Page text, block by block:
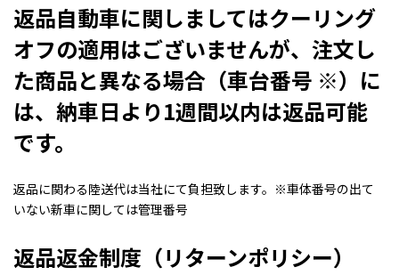
返品自動車に関しましてはクーリング
オフの適用はございませんが、注文し
た商品と異なる場合（車台番号 ※）に
は、納車日より1週間以内は返品可能
です。
返品に関わる陸送代は当社にて負担致します。※車体番号の出て
いない新車に関しては管理番号
返品返金制度（リターンポリシー）